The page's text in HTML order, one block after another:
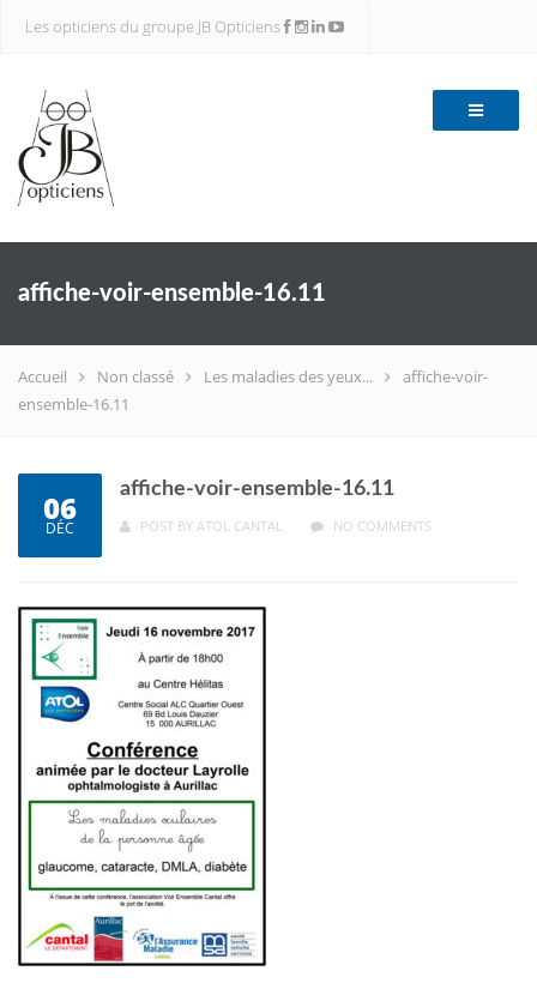
Les opticiens du groupe JB Opticiens
affiche-voir-ensemble-16.11
Accueil Non classé Les maladies des yeux...
affiche-voir-
ensemble-16.11
06
DÉC
affiche-voir-ensemble-16.11
POST BY ATOL CANTAL NO COMMENTS